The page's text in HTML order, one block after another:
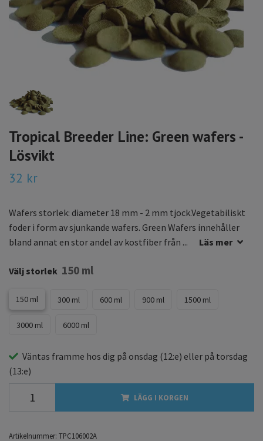
Tropical Breeder Line: Green wafers -
Lösvikt
32 kr
Wafers storlek: diameter 18 mm - 2 mm tjock.Vegetabiliskt
foder i form av sjunkande wafers. Green Wafers innehåller
bland annat en stor andel av kostfiber från ...
Läs mer
Välj storlek 150 ml
150 ml 300 ml 600 ml 900 ml 1500 ml
3000 ml 6000 ml
Väntas framme hos dig på onsdag (12:e) eller på torsdag
(13:e)
LÄGG I KORGEN
Artikelnummer: TPC106002A